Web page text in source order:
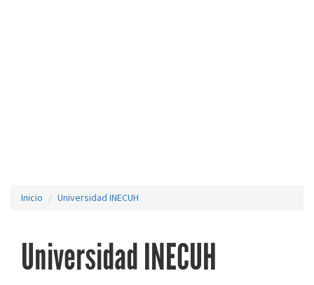
Inicio Universidad INECUH
Universidad INECUH